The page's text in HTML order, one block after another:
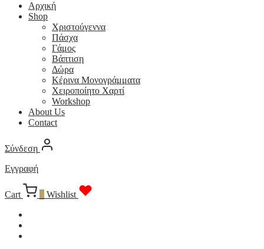
Αρχική
Shop
Χριστούγεννα
Πάσχα
Γάμος
Βάπτιση
Δώρα
Κέρινα Μονογράμματα
Χειροποίητο Χαρτί
Workshop
About Us
Contact
Σύνδεση
Εγγραφή
Cart Wishlist